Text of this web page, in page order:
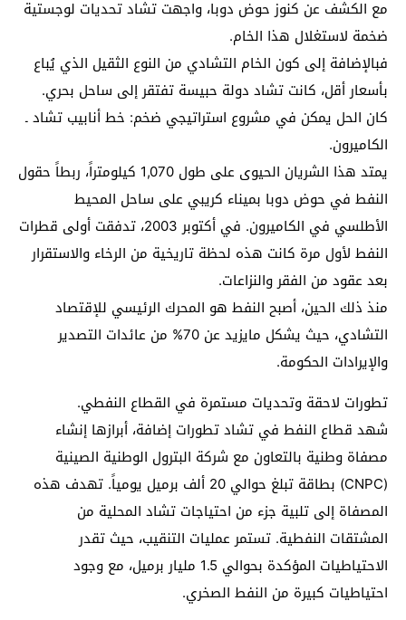
مع الكشف عن كنوز حوض دوبا، واجهت تشاد تحديات لوجستية
ضخمة لاستغلال هذا الخام.
فبالإضافة إلى كون الخام التشادي من النوع الثقيل الذي يُباع
بأسعار أقل، كانت تشاد دولة حبيسة تفتقر إلى ساحل بحري.
كان الحل يمكن في مشروع استراتيجي ضخم: خط أنابيب تشاد ـ
الكاميرون.
يمتد هذا الشريان الحيوى على طول 1,070 كيلومتراً، ربطاً حقول
النفط في حوض دوبا بميناء كريبي على ساحل المحيط
الأطلسي في الكاميرون. في أكتوبر 2003، تدفقت أولى قطرات
النفط لأول مرة كانت هذه لحظة تاريخية من الرخاء والاستقرار
بعد عقود من الفقر والنزاعات.
منذ ذلك الحين، أصبح النفط هو المحرك الرئيسي للإقتصاد
التشادي، حيث يشكل مايزيد عن 70% من عائدات التصدير
والإيرادات الحكومة.
تطورات لاحقة وتحديات مستمرة في القطاع النفطي.
شهد قطاع النفط في تشاد تطورات إضافة، أبرازها إنشاء
مصفاة وطنية بالتعاون مع شركة البترول الوطنية الصينية
(CNPC) بطاقة تبلغ حوالي 20 ألف برميل يومياً. تهدف هذه
المصفاة إلى تلبية جزء من احتياجات تشاد المحلية من
المشتقات النفطية. تستمر عمليات التنقيب، حيث تقدر
الاحتياطيات المؤكدة بحوالي 1.5 مليار برميل، مع وجود
احتياطيات كبيرة من النفط الصخري.